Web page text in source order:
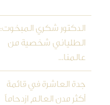
الدكتور شكري المبخوت:
الطلياني شخصية من
عالمنا...
جدة العاشرة في قائمة
أكثر مدن العالم ازدحاماً